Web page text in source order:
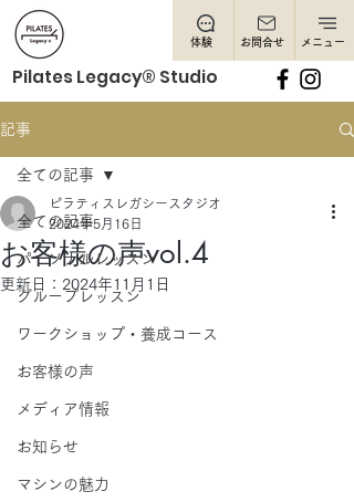
体験 お問合せ メニュー
Pilates Legacy® Studio
記事
全ての記事
パーソナルレッスン
グループレッスン
ワークショップ・養成コース
お客様の声
メディア情報
お知らせ
マシンの魅力
全ての記事
お客様の声vol.4
ピラティスレガシースタジオ
2024年5月16日
更新日： 2024年11月1日